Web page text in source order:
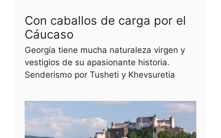
Con caballos de carga por el
Cáucaso
Georgia tiene mucha naturaleza virgen y
vestigios de su apasionante historia.
Senderismo por Tusheti y Khevsuretia